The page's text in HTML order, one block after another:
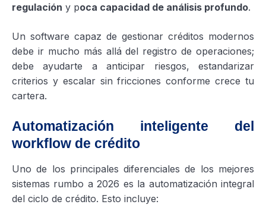
regulación y poca capacidad de análisis profundo.
Un software capaz de gestionar créditos modernos
debe ir mucho más allá del registro de operaciones;
debe ayudarte a anticipar riesgos, estandarizar
criterios y escalar sin fricciones conforme crece tu
cartera.
Automatización inteligente del
workflow de crédito
Uno de los principales diferenciales de los mejores
sistemas rumbo a 2026 es la automatización integral
del ciclo de crédito. Esto incluye: